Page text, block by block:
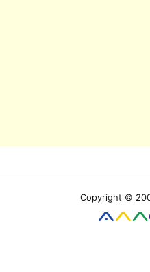
Copyright ©